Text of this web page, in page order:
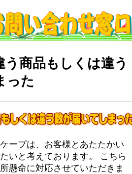
う商品もしくは違う
った
ープは、お客様とあたたかい
いと考えております。 こちら
懸命に対応させていただきま